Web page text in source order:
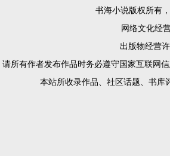
书海小说版权所有
网络文化经
出版物经营
请所有作者发布作品时务必遵守国家互联网
本站所收录作品、社区话题、书库